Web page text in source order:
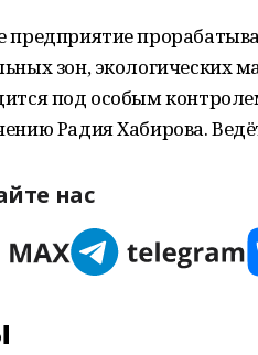
предприятие
зон, экологических
под особым
Радия Хабирова.
нас